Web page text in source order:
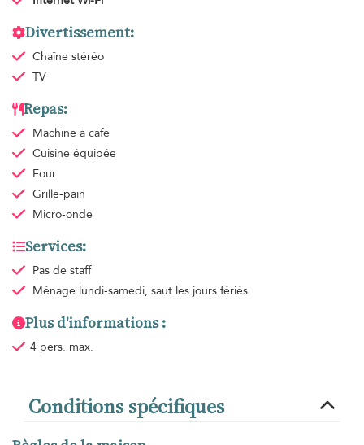
Divertissement:
Chaîne stéréo
TV
Repas:
Machine à café
Cuisine équipée
Four
Grille-pain
Micro-onde
Services:
Pas de staff
Ménage lundi-samedi, saut les jours fériés
Plus d'informations :
4 pers. max.
Conditions spécifiques